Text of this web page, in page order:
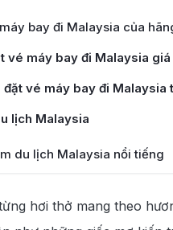
bay đi Malaysia của
vé máy bay đi Malaysia giá
đặt vé máy bay đi Malaysia
lịch Malaysia
du lịch Malaysia nổi tiếng
để du lịch Malaysia
hơi thở mang theo